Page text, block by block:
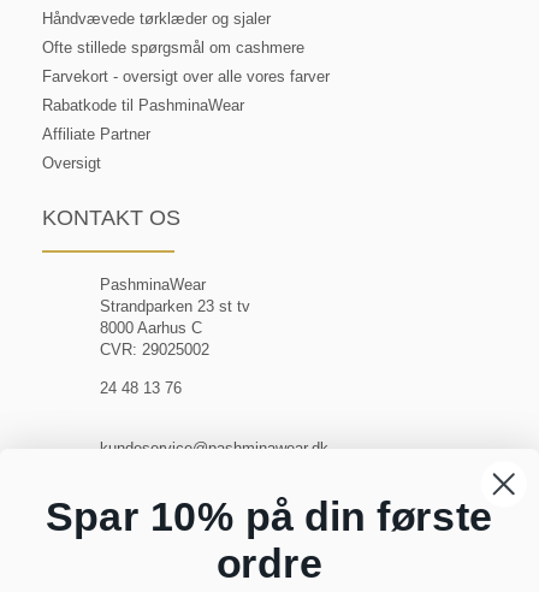
Håndvævede tørklæder og sjaler
Ofte stillede spørgsmål om cashmere
Farvekort - oversigt over alle vores farver
Rabatkode til PashminaWear
Affiliate Partner
Oversigt
KONTAKT OS
PashminaWear
Strandparken 23 st tv
8000 Aarhus C
CVR: 29025002
24 48 13 76
kundeservice@pashminawear.dk
Spar 10% på din første
ordre